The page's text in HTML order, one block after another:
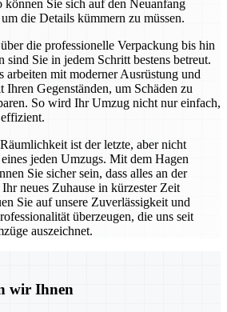
Sie sich auf den Neuanfang
die Details kümmern zu müssen.
die professionelle Verpackung bis hin
Sie in jedem Schritt bestens betreut.
arbeiten mit moderner Ausrüstung und
Gegenständen, um Schäden zu
So wird Ihr Umzug nicht nur einfach,
ist der letzte, aber nicht
jeden Umzugs. Mit dem Hagen
Sie sicher sein, dass alles an der
neues Zuhause in kürzester Zeit
Sie auf unsere Zuverlässigkeit und
überzeugen, die uns seit
auszeichnet.
wir Ihnen